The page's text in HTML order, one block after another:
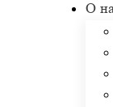
О